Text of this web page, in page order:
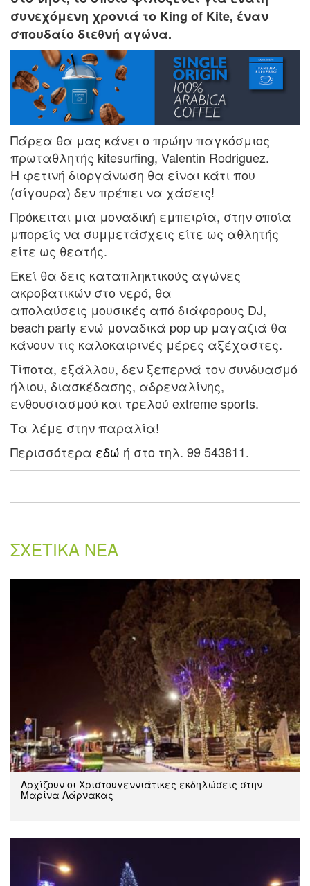
συνεχόμενη χρονιά το King of Kite, έναν
σπουδαίο διεθνή αγώνα.
Πάρεα θα μας κάνει ο πρώην παγκόσμιος
πρωταθλητής kitesurfing, Valentin Rodriguez.
Η φετινή διοργάνωση θα είναι κάτι που
(σίγουρα) δεν πρέπει να χάσεις!
Πρόκειται μια μοναδική εμπειρία, στην οποία
μπορείς να συμμετάσχεις είτε ως αθλητής
είτε ως θεατής.
Εκεί θα δεις καταπληκτικούς αγώνες
ακροβατικών στο νερό, θα
απολαύσεις μουσικές από διάφορους DJ,
beach party ενώ μοναδικά pop up μαγαζιά θα
κάνουν τις καλοκαιρινές μέρες αξέχαστες.
Τίποτα, εξάλλου, δεν ξεπερνά τον συνδυασμό
ήλιου, διασκέδασης, αδρεναλίνης,
ενθουσιασμού και τρελού extreme sports.
Τα λέμε στην παραλία!
Περισσότερα εδώ ή στο τηλ. 99 543811.
ΣΧΕΤΙΚΑ ΝΕΑ
Αρχίζουν οι Χριστουγεννιάτικες εκδηλώσεις στην
Μαρίνα Λάρνακας